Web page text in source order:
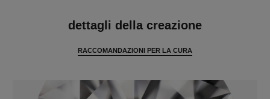
dettagli della creazione
RACCOMANDAZIONI PER LA CURA